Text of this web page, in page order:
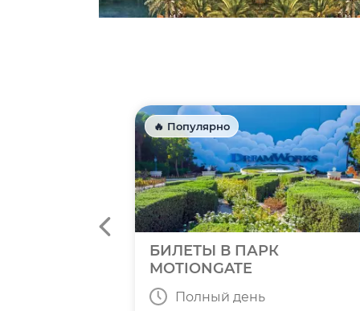
🔥 Популярно
БИЛЕТЫ В ПАРК
MOTIONGATE
Полный день